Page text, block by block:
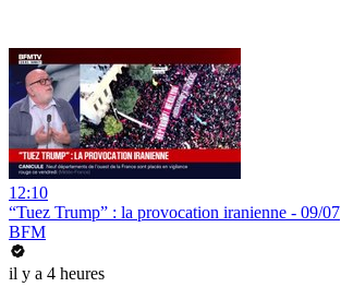
12:10
“Tuez Trump” : la provocation iranienne - 09/07
BFM
il y a 4 heures